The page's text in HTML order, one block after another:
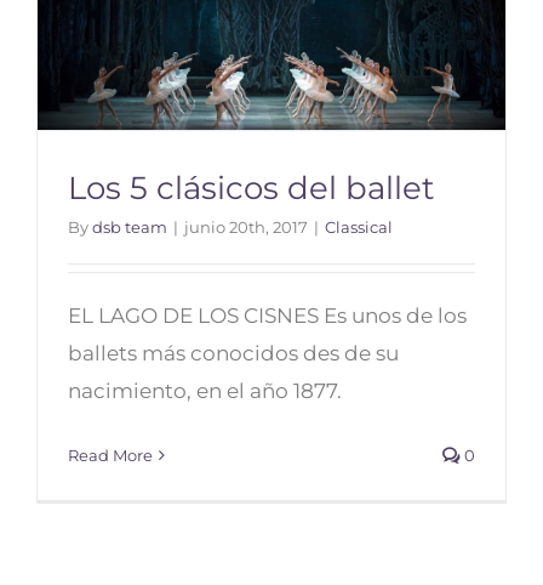
Los 5 clásicos del ballet
Bydsb team | junio 20th, 2017 | Classical
EL LAGO DE LOS CISNES Es unos de los
ballets más conocidos des de su
nacimiento, en el año 1877.
Read More 0